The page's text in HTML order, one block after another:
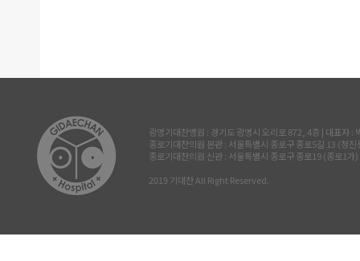
광명기대찬병원 : 경기도 광명시 오리로 872, 4층 | 대표
종로기대찬의원 본관 : 서울특별시 종로구 종로5길 13 (청
종로기대찬의원 신관 : 서울특별시 종로구 종로19 (종로1
2019 기대찬 All Right Reserved.